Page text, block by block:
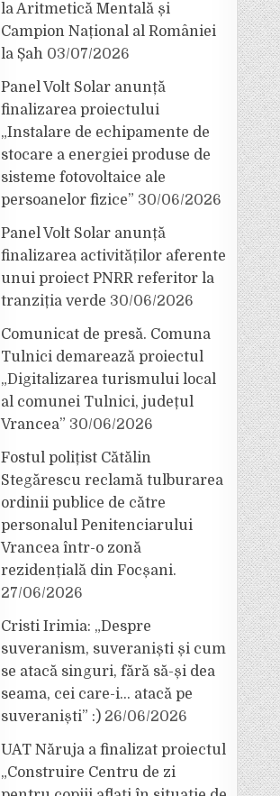
la Aritmetică Mentală și
Campion Național al României
la Șah 03/07/2026
Panel Volt Solar anunță
finalizarea proiectului
„Instalare de echipamente de
stocare a energiei produse de
sisteme fotovoltaice ale
persoanelor fizice” 30/06/2026
Panel Volt Solar anunță
finalizarea activităților aferente
unui proiect PNRR referitor la
tranziția verde 30/06/2026
Comunicat de presă. Comuna
Tulnici demarează proiectul
„Digitalizarea turismului local
al comunei Tulnici, județul
Vrancea” 30/06/2026
Fostul polițist Cătălin
Stegărescu reclamă tulburarea
ordinii publice de către
personalul Penitenciarului
Vrancea într-o zonă
rezidențială din Focșani.
27/06/2026
Cristi Irimia: „Despre
suveranism, suveraniști și cum
se atacă singuri, fără să-și dea
seama, cei care-i… atacă pe
suveraniști” :) 26/06/2026
UAT Năruja a finalizat proiectul
„Construire Centru de zi